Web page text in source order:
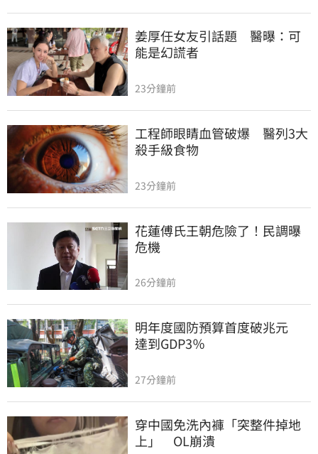
姜厚任女友引話題　醫曝：可
能是幻謊者
23分鐘前
工程師眼睛血管破爆　醫列3大
殺手級食物
23分鐘前
花蓮傅氏王朝危險了！民調曝
危機
26分鐘前
明年度國防預算首度破兆元
達到GDP3％
27分鐘前
穿中國免洗內褲「突整件掉地
上」　OL崩潰